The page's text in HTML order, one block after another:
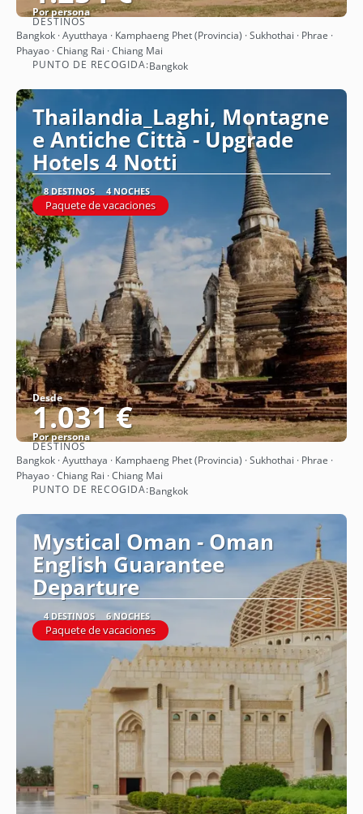
Por persona
Ver
DESTINOS
Bangkok · Ayutthaya · Kamphaeng Phet (Provincia) · Sukhothai · Phrae ·
Phayao · Chiang Rai · Chiang Mai
PUNTO DE RECOGIDA:Bangkok
Thailandia_Laghi, Montagne
e Antiche Città - Upgrade
Hotels 4 Notti
8 DESTINOS 4 NOCHES
Paquete de vacaciones
Desde
1.031 €
Por persona
Ver
DESTINOS
Bangkok · Ayutthaya · Kamphaeng Phet (Provincia) · Sukhothai · Phrae ·
Phayao · Chiang Rai · Chiang Mai
PUNTO DE RECOGIDA:Bangkok
Mystical Oman - Oman
English Guarantee
Departure
4 DESTINOS 6 NOCHES
Paquete de vacaciones